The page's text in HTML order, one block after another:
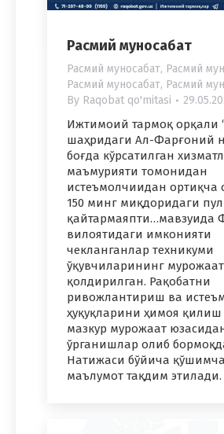
Расмий муносабат
Расмий муносабат, Расмий
Расмий муносабат, Расмий
By Raqobat qo'mitasi
Ижтимоий тармоқ орқали
шаҳридаги Ал-Фарғоний
боғда кўрсатилган
маъмурияти томонидан
истеъмолчиидан ортиқча
150 минг миқдоридаги
қайтармаяпти…мавзуида
вилоятидаги имконияти
чекланганлар техникуми
ўқувчиларининг
қолдирилган. Рақобатни
ривожлантириш ва
ҳуқуқларини ҳимоя қилиш
мазкур мурожаат
ўрганишлар олиб
Натижаси бўйича қўшимча
маълумот тақдим этилади.